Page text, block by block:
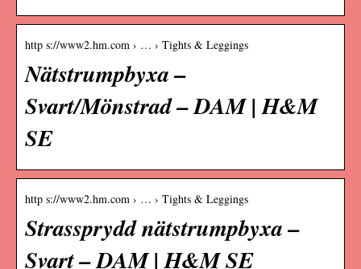
http s://www2.hm.com › … › Tights & Leggings
Nätstrumpbyxa –
Svart/Mönstrad – DAM | H&M
SE
http s://www2.hm.com › … › Tights & Leggings
Strassprydd nätstrumpbyxa –
Svart – DAM | H&M SE